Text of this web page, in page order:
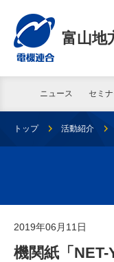
富山地
ニュース セミ
トップ 活動紹介
2019年06月11日
機関紙「